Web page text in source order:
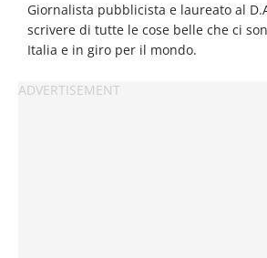
Giornalista pubblicista e laureato al
scrivere di tutte le cose belle che ci
Italia e in giro per il mondo.